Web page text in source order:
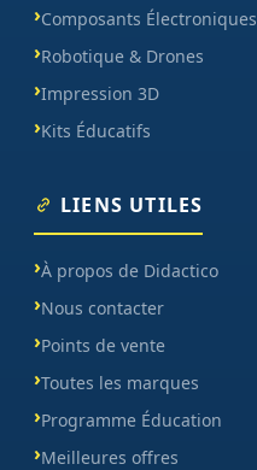
Composants Électroniques
Robotique & Drones
Impression 3D
Kits Éducatifs
LIENS UTILES
À propos de Didactico
Nous contacter
Points de vente
Toutes les marques
Programme Éducation
Meilleures offres